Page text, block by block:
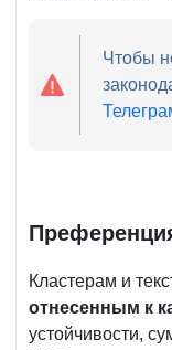
Чтобы
Кластерам и
отнесенным к
устойчивости,